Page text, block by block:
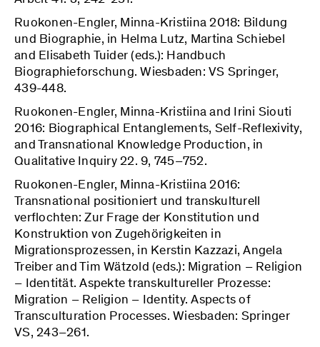
Ruokonen-Engler, Minna-Kristiina 2018: Bildung
und Biographie, in Helma Lutz, Martina Schiebel
and Elisabeth Tuider (eds.): Handbuch
Biographieforschung. Wiesbaden: VS Springer,
439-448.
Ruokonen-Engler, Minna-Kristiina and Irini Siouti
2016: Biographical Entanglements, Self-Reflexivity,
and Transnational Knowledge Production, in
Qualitative Inquiry 22. 9, 745–752.
Ruokonen-Engler, Minna-Kristiina 2016:
Transnational positioniert und transkulturell
verflochten: Zur Frage der Konstitution und
Konstruktion von Zugehörigkeiten in
Migrationsprozessen, in Kerstin Kazzazi, Angela
Treiber and Tim Wätzold (eds.): Migration – Religion
– Identität. Aspekte transkultureller Prozesse:
Migration – Religion – Identity. Aspects of
Transculturation Processes. Wiesbaden: Springer
VS, 243–261.